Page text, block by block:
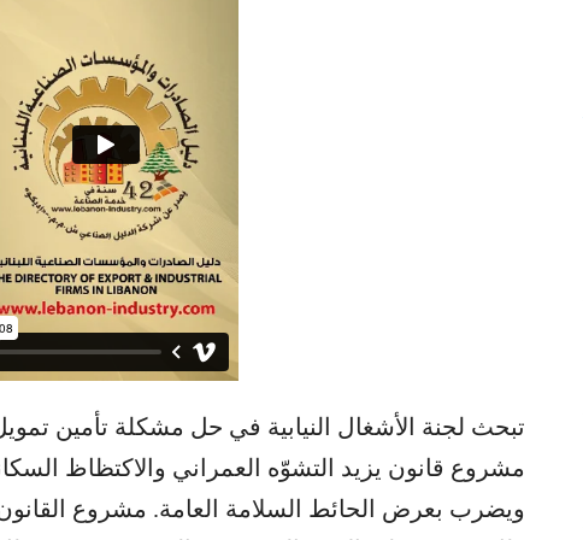
تبحث لجنة الأشغال النيابية في حل مشكلة تأمين
مشروع قانون يزيد التشوّه العمراني والاكتظاظ
ويضرب بعرض الحائط السلامة العامة. مشروع